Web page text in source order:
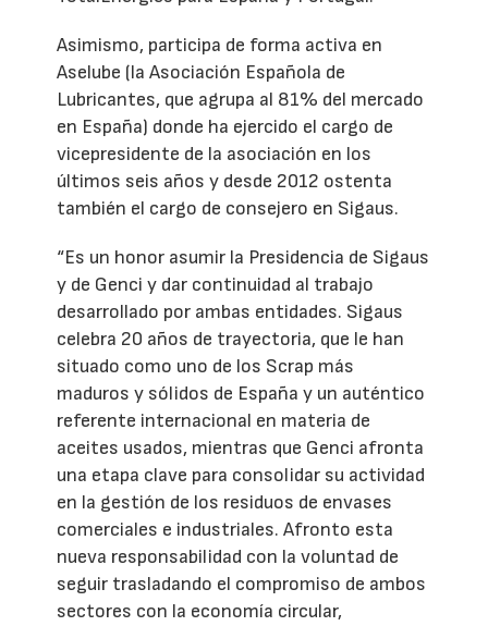
Asimismo, participa de forma activa en
Aselube (la Asociación Española de
Lubricantes, que agrupa al 81% del mercado
en España) donde ha ejercido el cargo de
vicepresidente de la asociación en los
últimos seis años y desde 2012 ostenta
también el cargo de consejero en Sigaus.
“Es un honor asumir la Presidencia de Sigaus
y de Genci y dar continuidad al trabajo
desarrollado por ambas entidades. Sigaus
celebra 20 años de trayectoria, que le han
situado como uno de los Scrap más
maduros y sólidos de España y un auténtico
referente internacional en materia de
aceites usados, mientras que Genci afronta
una etapa clave para consolidar su actividad
en la gestión de los residuos de envases
comerciales e industriales. Afronto esta
nueva responsabilidad con la voluntad de
seguir trasladando el compromiso de ambos
sectores con la economía circular,